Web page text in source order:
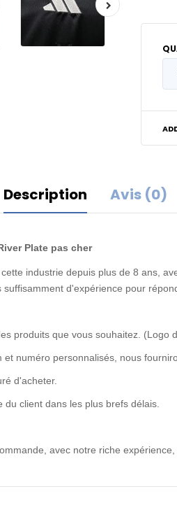
Description Avis (0)
Plate pas cher
industrie depuis plus de 8 ans,
d'expérience pour
produits que vous souhaitez. (Logo
numéro personnalisés, nous
d'acheter.
client dans les plus brefs délais.
avec notre riche